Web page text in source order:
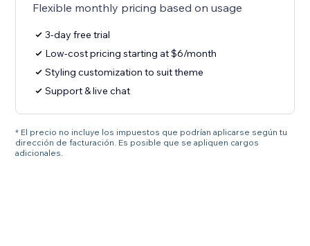
Flexible monthly pricing based on usage
3-day free trial
Low-cost pricing starting at $6/month
Styling customization to suit theme
Support & live chat
* El precio no incluye los impuestos que podrían aplicarse según tu
dirección de facturación. Es posible que se apliquen cargos
adicionales.